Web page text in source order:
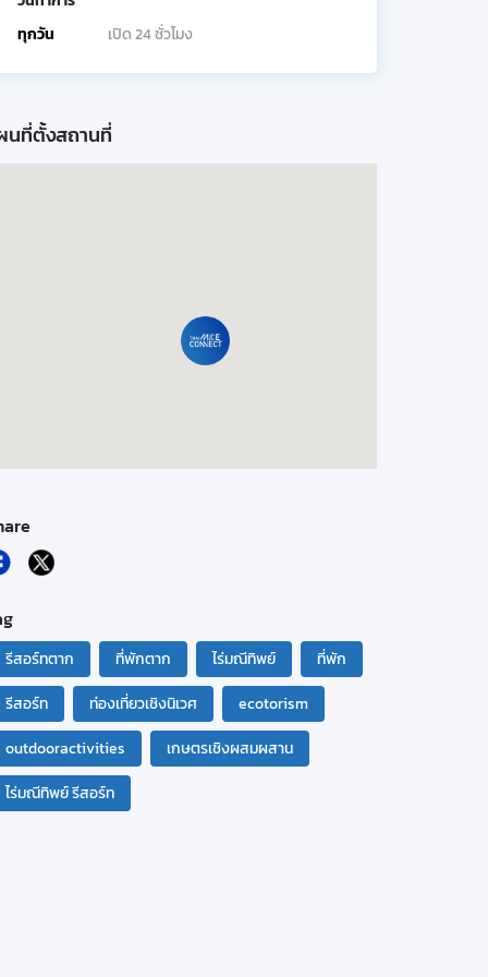
ทุกวัน
เปิด 24 ชั่วโมง
นที่ตั้งสถานที่
รีสอร์ทตาก ที่พักตาก ไร่มณีทิพย์
ที่พัก
รีสอร์ท
ท่องเที่ยวเชิงนิเวศ
ecotorism
outdooractivities
เกษตรเชิงผสมผสาน
ไร่มณีทิพย์ รีสอร์ท